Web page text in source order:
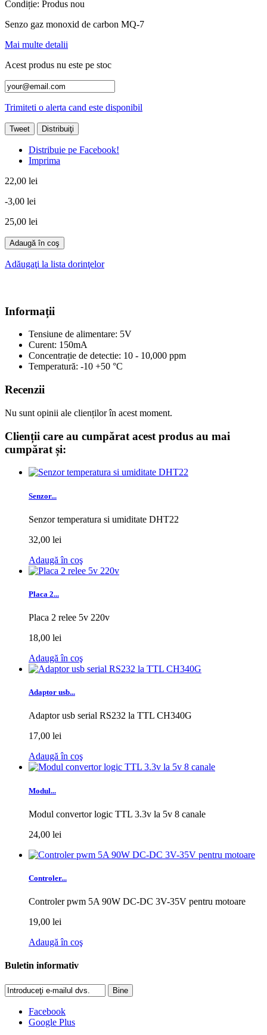
Condiție: Produs nou
Senzo gaz monoxid de carbon MQ-7
Mai multe detalii
Acest produs nu este pe stoc
Trimiteti o alerta cand este disponibil
Tweet Distribuiţi
Distribuie pe Facebook!
Imprima
22,00 lei
-3,00 lei
25,00 lei
Adaugă în coş
Adăugaţi la lista dorinţelor
Informații
Tensiune de alimentare: 5V
Curent: 150mA
Concentrație de detectie: 10 - 10,000 ppm
Temperatură: -10 +50 °C
Recenzii
Nu sunt opinii ale clienților în acest moment.
Clienții care au cumpărat acest produs au mai
cumpărat și:
Senzor...
Senzor temperatura si umiditate DHT22
32,00 lei
Adaugă în coş
Placa 2...
Placa 2 relee 5v 220v
18,00 lei
Adaugă în coş
Adaptor usb...
Adaptor usb serial RS232 la TTL CH340G
17,00 lei
Adaugă în coş
Modul...
Modul convertor logic TTL 3.3v la 5v 8 canale
24,00 lei
Controler...
Controler pwm 5A 90W DC-DC 3V-35V pentru motoare
19,00 lei
Adaugă în coş
Buletin informativ
Bine
Facebook
Google Plus